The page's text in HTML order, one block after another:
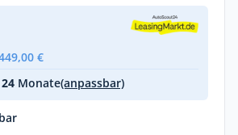
€
Monate(anpassbar)